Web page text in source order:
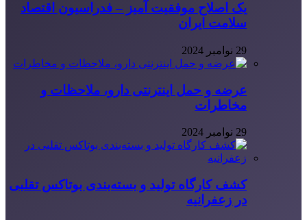
یک اصلاح موفقیت آمیز – فدراسیون اقتصاد
سلامت ایران
29 نوامبر 2024
عرضه و حمل اینترنتی دارو، ملاحظات و
مخاطرات
29 نوامبر 2024
کشف کارگاه تولید و بسته‌بندی بوتاکس تقلبی
در زعفرانیه